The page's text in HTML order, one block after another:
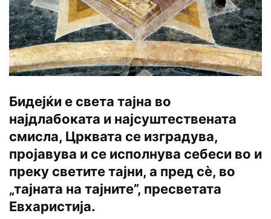
Бидејќи е света тајна во
најдлабоката и најсуштествената
смисла, Црквата се изградува,
пројавува и се исполнува себеси во и
преку светите тајни, а пред сѐ, во
„тајната на тајните”, пресветата
Евхаристија.